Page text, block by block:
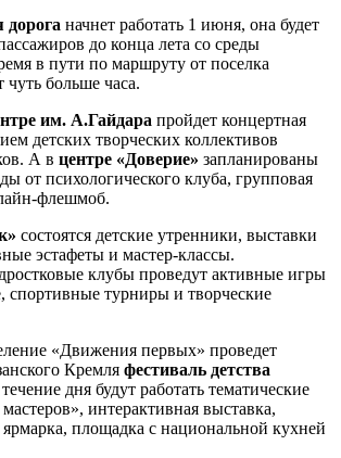
дорога начнет работать 1 июня, она будет
до конца лета со среды
в пути по маршруту от поселка
чуть больше часа.
им. А.Гайдара пройдет концертная
детских творческих коллективов
А в центре «Доверие» запланированы
от психологического клуба, групповая
флешмоб.
состоятся детские утренники, выставки
эстафеты и мастер-классы.
клубы проведут активные игры
спортивные турниры и творческие
«Движения первых» проведет
Кремля фестиваль детства
дня будут работать тематические
интерактивная выставка,
площадка с национальной кухней